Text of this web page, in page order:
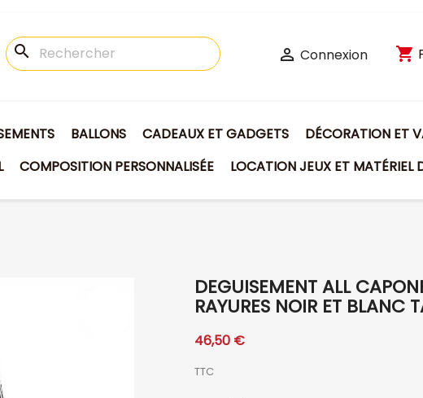
search  Connexion shopping_cart
BALLONS CADEAUX ET GADGETS DÉCORATION ET
COMPOSITION PERSONNALISÉE LOCATION JEUX ET MATÉRIEL
DEGUISEMENT ALL
RAYURES NOIR ET BLANC
46,50 €
TTC